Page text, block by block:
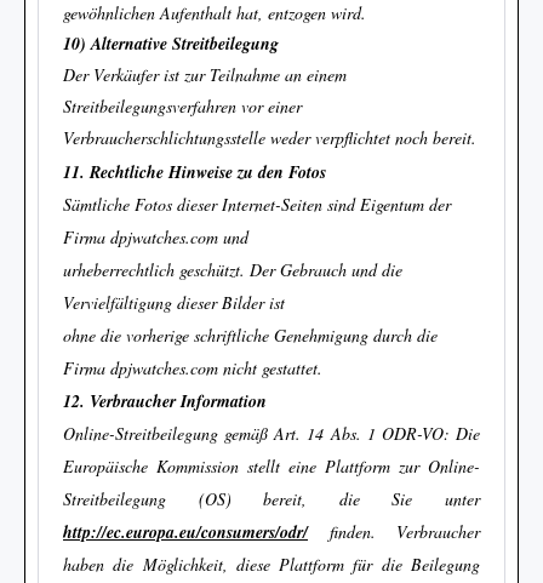
gewöhnlichen Aufenthalt hat, entzogen wird.
10) Alternative Streitbeilegung
Der Verkäufer ist zur Teilnahme an einem
Streitbeilegungsverfahren vor einer
Verbraucherschlichtungsstelle weder verpflichtet noch bereit.
11. Rechtliche Hinweise zu den Fotos
Sämtliche Fotos dieser Internet-Seiten sind Eigentum der
Firma dpjwatches.com und
urheberrechtlich geschützt. Der Gebrauch und die
Vervielfältigung dieser Bilder ist
ohne die vorherige schriftliche Genehmigung durch die
Firma dpjwatches.com nicht gestattet.
12. Verbraucher Information
Online-Streitbeilegung gemäß Art. 14 Abs. 1 ODR-VO: Die
Europäische Kommission stellt eine Plattform zur Online-
Streitbeilegung (OS) bereit, die Sie unter
http://ec.europa.eu/consumers/odr/finden. Verbraucher
haben die Möglichkeit, diese Plattform für die Beilegung